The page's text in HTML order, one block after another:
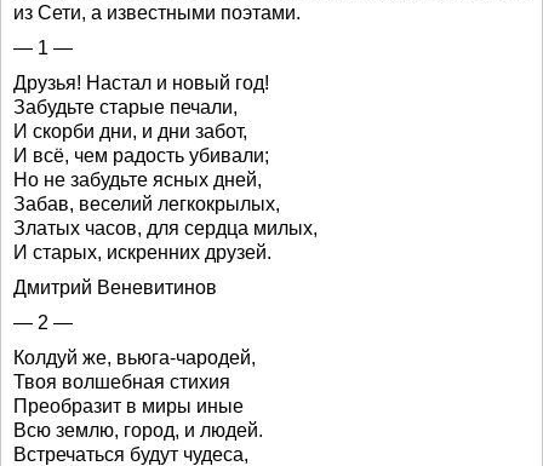
из Сети, а известными поэтами.
— 1 —
Друзья! Настал и новый год!
Забудьте старые печали,
И скорби дни, и дни забот,
И всё, чем радость убивали;
Но не забудьте ясных дней,
Забав, веселий легкокрылых,
Златых часов, для сердца милых,
И старых, искренних друзей.
Дмитрий Веневитинов
— 2 —
Колдуй же, вьюга-чародей,
Твоя волшебная стихия
Преобразит в миры иные
Всю землю, город, и людей.
Встречаться будут чудеса,